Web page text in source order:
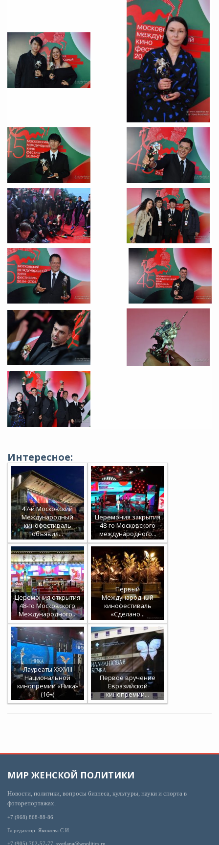
Интересное:
47-й Московский
Международный
кинофестиваль
объявил…
Церемония закрытия
48-го Московского
международного…
Церемония открытия
48-го Московского
Международного…
Первый
Международный
кинофестиваль
«Сделано…
Лауреаты XXXVIII
Национальной
кинопремии «Ника»
(16+)
Первое вручение
Евразийской
кинопремии…
МИР ЖЕНСКОЙ ПОЛИТИКИ
Новости, политики, вопросы бизнеса, культуры, науки и спорта в
фоторепортажах.
+7 (968) 868-88-86
Гл.редактор: Яковлева С.И.
+7 (905) 702-57-77, svetlana@wpolitics.ru